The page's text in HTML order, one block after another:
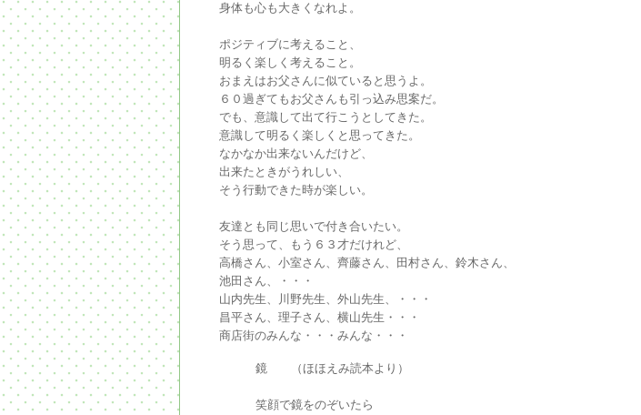
身体も心も大きくなれよ。
ポジティブに考えること、
明るく楽しく考えること。
おまえはお父さんに似ていると思うよ。
６０過ぎてもお父さんも引っ込み思案だ。
でも、意識して出て行こうとしてきた。
意識して明るく楽しくと思ってきた。
なかなか出来ないんだけど、
出来たときがうれしい、
そう行動できた時が楽しい。
友達とも同じ思いで付き合いたい。
そう思って、もう６３才だけれど、
高橋さん、小室さん、齊藤さん、田村さん、鈴木さん、
池田さん、・・・
山内先生、川野先生、外山先生、・・・
昌平さん、理子さん、横山先生・・・
商店街のみんな・・・みんな・・・
鏡 （ほほえみ読本より）
笑顔で鏡をのぞいたら